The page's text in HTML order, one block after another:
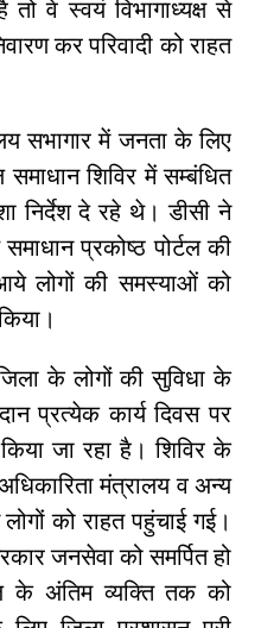
वे स्वयं विभागाध्यक्ष से
कर परिवादी को राहत
सभागार में जनता के लिए
शिविर में सम्बंधित
निर्देश दे रहे थे। डीसी ने
प्रकोष्ठ पोर्टल की
लोगों की समस्याओं को
के लोगों की सुविधा के
प्रत्येक कार्य दिवस पर
जा रहा है। शिविर के
मंत्रालय व अन्य
को राहत पहुंचाई गई।
जनसेवा को समर्पित हो
के अंतिम व्यक्ति तक को